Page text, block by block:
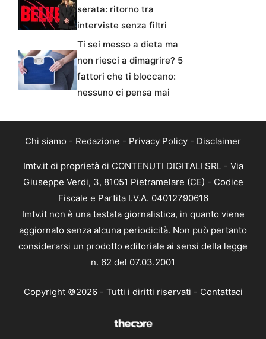
serata: ritorno tra
interviste senza filtri
Ti sei messo a dieta ma
non riesci a dimagrire? 5
fattori che ti bloccano:
nessuno ci pensa mai
Chi siamo - Redazione - Privacy Policy - Disclaimer
Imtv.it di proprietà di CONTENUTI DIGITALI SRL - Via
Giuseppe Verdi, 3, 81051 Pietramelare (CE) - Codice
Fiscale e Partita I.V.A. 04012790616
Imtv.it non è una testata giornalistica, in quanto viene
aggiornato senza alcuna periodicità. Non può pertanto
considerarsi un prodotto editoriale ai sensi della legge
n. 62 del 07.03.2001
Copyright ©2026 - Tutti i diritti riservati - Contattaci